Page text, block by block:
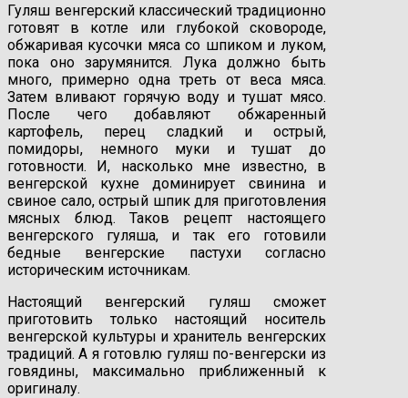
Гуляш венгерский классический традиционно
готовят в котле или глубокой сковороде,
обжаривая кусочки мяса со шпиком и луком,
пока оно зарумянится. Лука должно быть
много, примерно одна треть от веса мяса.
Затем вливают горячую воду и тушат мясо.
После чего добавляют обжаренный
картофель, перец сладкий и острый,
помидоры, немного муки и тушат до
готовности. И, насколько мне известно, в
венгерской кухне доминирует свинина и
свиное сало, острый шпик для приготовления
мясных блюд. Таков рецепт настоящего
венгерского гуляша, и так его готовили
бедные венгерские пастухи согласно
историческим источникам.
Настоящий венгерский гуляш сможет
приготовить только настоящий носитель
венгерской культуры и хранитель венгерских
традиций. А я готовлю гуляш по-венгерски из
говядины, максимально приближенный к
оригиналу.